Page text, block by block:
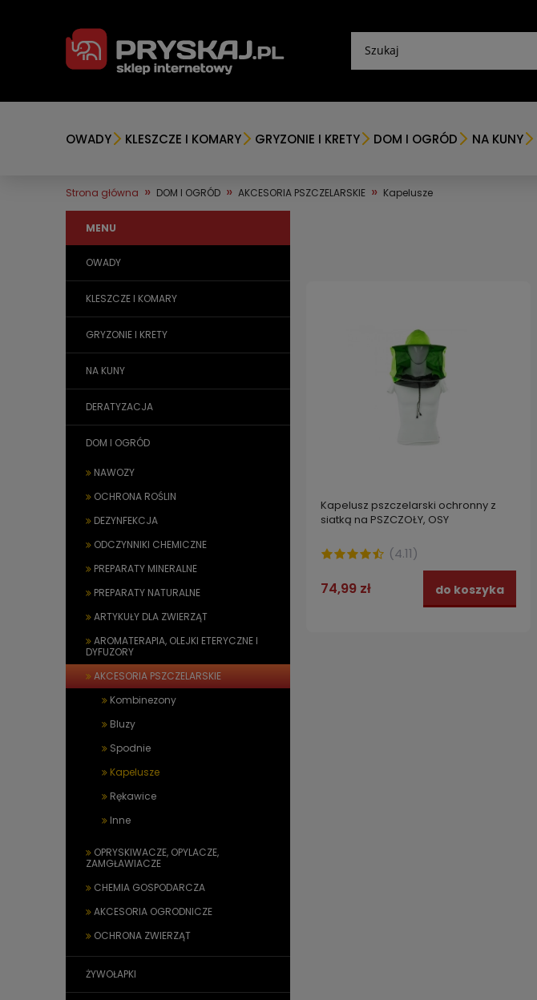
OWADY KLESZCZE I KOMARY GRYZONIE I KRETY DOM I OGRÓD NA KUNY
Strona główna » DOM I OGRÓD » AKCESORIA PSZCZELARSKIE » Kapelusze
MENU
OWADY
KLESZCZE I KOMARY
GRYZONIE I KRETY
NA KUNY
DERATYZACJA
DOM I OGRÓD
NAWOZY
OCHRONA ROŚLIN
DEZYNFEKCJA
ODCZYNNIKI CHEMICZNE
PREPARATY MINERALNE
PREPARATY NATURALNE
ARTYKUŁY DLA ZWIERZĄT
AROMATERAPIA, OLEJKI ETERYCZNE I
DYFUZORY
AKCESORIA PSZCZELARSKIE
Kombinezony
Bluzy
Spodnie
Kapelusze
Rękawice
Inne
OPRYSKIWACZE, OPYLACZE,
ZAMGŁAWIACZE
CHEMIA GOSPODARCZA
AKCESORIA OGRODNICZE
OCHRONA ZWIERZĄT
ŻYWOŁAPKI
Kapelusz pszczelarski ochronny z
siatką na PSZCZOŁY, OSY
(4.11)
74,99 zł do koszyka